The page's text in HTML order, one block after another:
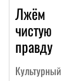
Лжём
чистую
правду
Культурный